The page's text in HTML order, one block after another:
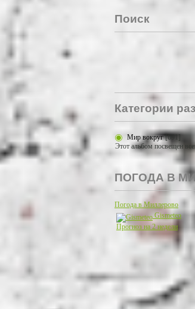
Поиск
Категории
Мир вокруг [691]
Этот альбом посвещен
ПОГОДА В
Погода в Миллерово
Gismeteo
Прогноз на 2 недели